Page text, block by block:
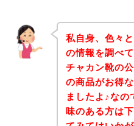
私自身、色々
の情報を調べ
チャカン靴の
の商品がお得
ましたよ♪なの
味のある方は